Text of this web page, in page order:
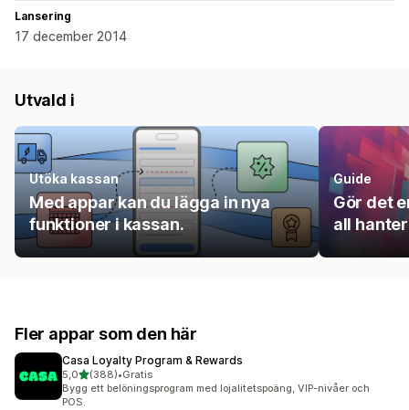
Lansering
17 december 2014
Utvald i
Utöka kassan
Med appar kan du lägga in nya
funktioner i kassan.
Guide
Gör det
all
Fler appar som den här
Casa Loyalty Program & Rewards
5,0av 5 stjärnor
(388)
388 recensioner totalt
•Gratis
Bygg ett belöningsprogram med lojalitetspoäng, VIP-nivåer och
POS.